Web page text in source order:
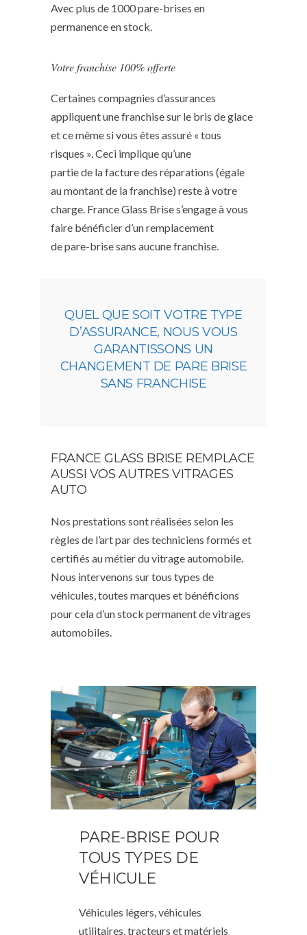
Avec plus de 1000 pare-brises en
permanence en stock.
Votre franchise 100% offerte
Certaines compagnies d’assurances
appliquent une franchise sur le bris de glace
et ce même si vous êtes assuré « tous
risques ». Ceci implique qu’une
partie de la facture des réparations (égale
au montant de la franchise) reste à votre
charge. France Glass Brise s’engage à vous
faire bénéficier d’un remplacement
de pare-brise sans aucune franchise.
QUEL QUE SOIT VOTRE TYPE
D’ASSURANCE, NOUS VOUS
GARANTISSONS UN
CHANGEMENT DE PARE BRISE
SANS FRANCHISE
FRANCE GLASS BRISE REMPLACE
AUSSI VOS AUTRES VITRAGES
AUTO
Nos prestations sont réalisées selon les
règles de l’art par des techniciens formés et
certifiés au métier du vitrage automobile.
Nous intervenons sur tous types de
véhicules, toutes marques et bénéficions
pour cela d’un stock permanent de vitrages
automobiles.
PARE-BRISE POUR
TOUS TYPES DE
VÉHICULE
Véhicules légers, véhicules
utilitaires, tracteurs et matériels